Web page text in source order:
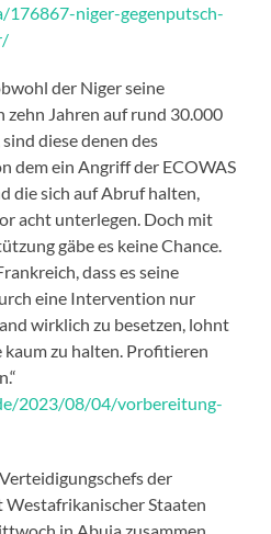
niger-gegenputsch-
der Niger seine
Jahren auf rund 30.000
diese denen des
dem ein Angriff der ECOWAS
die sich auf Abruf halten,
acht unterlegen. Doch mit
gäbe es keine Chance.
dass es seine
eine Intervention nur
wirklich zu besetzen, lohnt
zu halten. Profitieren
2023/08/04/vorbereitung-
Verteidigungschefs der
Staaten
in Abuja zusammen,